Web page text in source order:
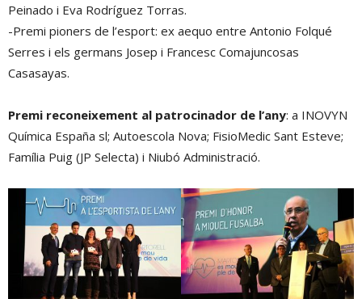
Peinado i Eva Rodríguez Torras.
-Premi pioners de l’esport: ex aequo entre Antonio Folqué
Serres i els germans Josep i Francesc Comajuncosas
Casasayas.
Premi reconeixement al patrocinador de l’any: a INOVYN
Química España sl; Autoescola Nova; FisioMedic Sant Esteve;
Família Puig (JP Selecta) i Niubó Administració.